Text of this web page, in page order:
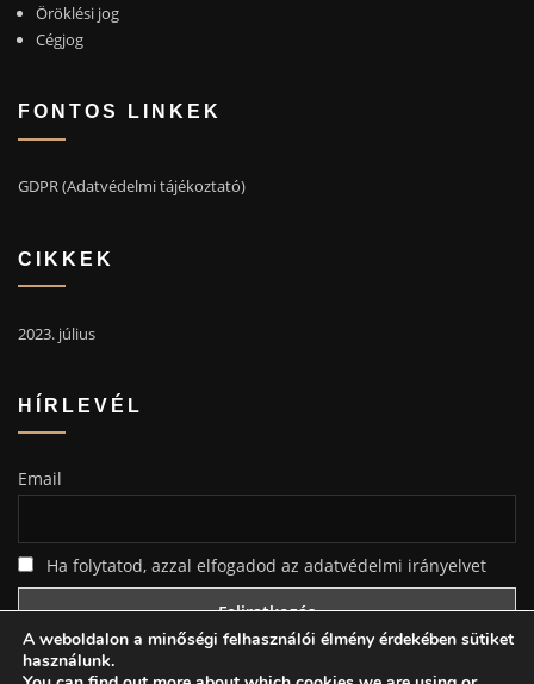
Öröklési jog
Cégjog
FONTOS LINKEK
GDPR (Adatvédelmi tájékoztató)
CIKKEK
2023. július
HÍRLEVÉL
Email
Ha folytatod, azzal elfogadod az adatvédelmi irányelvet
A weboldalon a minőségi felhasználói élmény érdekében sütiket
használunk.